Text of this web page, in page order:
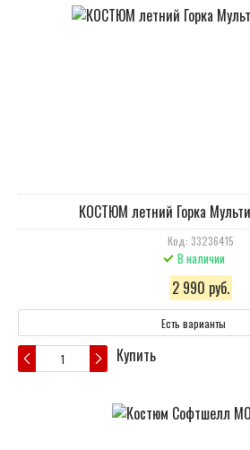
КОСТЮМ летний Горка
Код: 33236415
В наличии
2 990 руб.
Есть варианты
Купить